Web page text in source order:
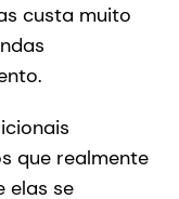
custa muito
que realmente
elas se